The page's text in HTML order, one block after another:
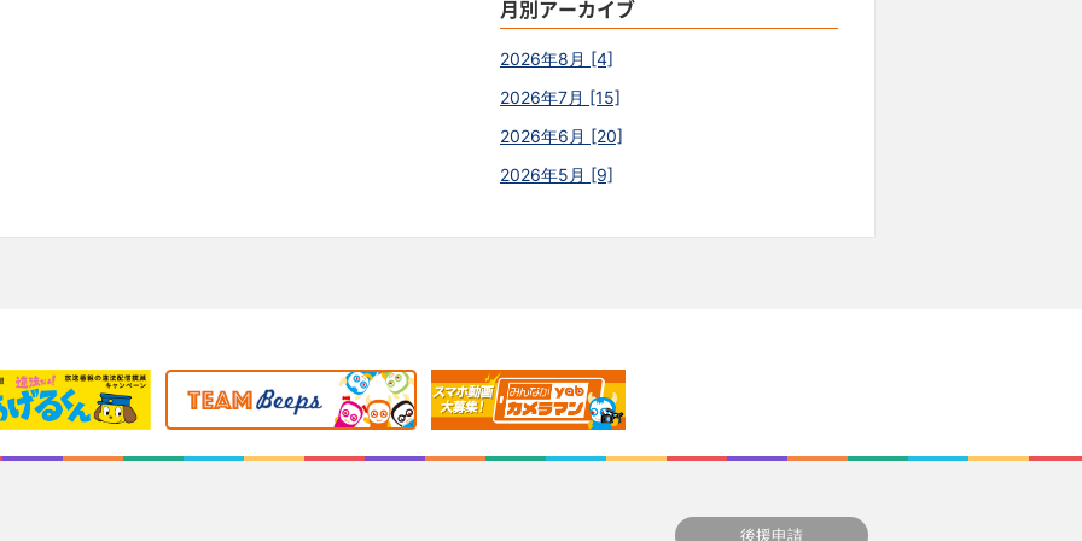
月別アーカイブ
2026年8月 [4]
2026年7月 [15]
2026年6月 [20]
2026年5月 [9]
後援申請